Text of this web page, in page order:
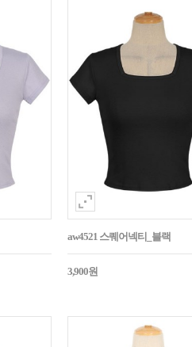
aw4521 스퀘어넥티_블랙
3,900원